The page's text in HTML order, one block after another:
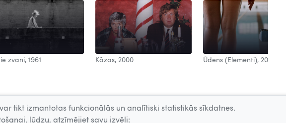
zvani, 1961 Kāzas, 2000 Ūdens (Elementi), 2006
tikt izmantotas funkcionālās un analītiski statistikās sīkdatnes.
lūdzu, atzīmējiet savu izvēli: